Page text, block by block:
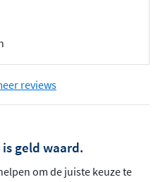
reviews
geld waard.
om de juiste keuze te